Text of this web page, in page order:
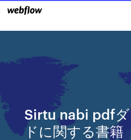
Sirtu nabi pdf
ドに関する書籍